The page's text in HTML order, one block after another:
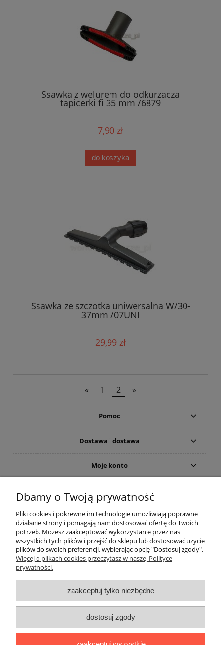
Ssawka z welurem do odkurzacza
tapicerki fi 35 mm /6879
7,90 zł
do koszyka
Ssawka ze szczotka uniwersalna W/30-
37mm /07UNI
29,99 zł
« 1 2 »
Pomoc
Dostawa i dostawa
Moje konto
O firmie
Użycie nazw marek i typów, np. odkurzaczy lub akcesoriów do
odkurzaczy, ma charakter tylko i wyłącznie porównawczo -
informacyjny.
Dbamy o Twoją prywatność
Pliki cookies i pokrewne im technologie umożliwiają poprawne
działanie strony i pomagają nam dostosować ofertę do Twoich
potrzeb. Możesz zaakceptować wykorzystanie przez nas
wszystkich tych plików i przejść do sklepu lub dostosować użycie
plików do swoich preferencji, wybierając opcję "Dostosuj zgody".
Więcej o plikach cookies przeczytasz w naszej Polityce
prywatności.
zaakceptuj tylko niezbędne
dostosuj zgody